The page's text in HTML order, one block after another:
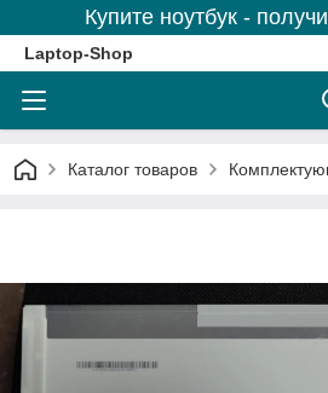
Купите ноутбук -
Laptop-Shop
Каталог товаров